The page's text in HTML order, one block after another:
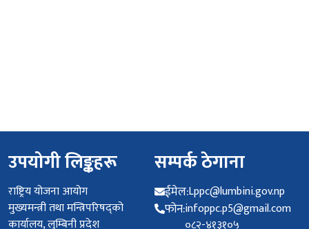
उपयोगी लिङ्कहरू
राष्ट्रिय योजना आयोग
मुख्यमन्त्री तथा मन्त्रिपरिषद्को
कार्यालय, लुम्बिनी प्रदेश
सम्पर्क ठेगाना
ईमेल:Lppc@lumbini.gov.np
फोन:infoppc.p5@gmail.com
०८२-४१३१०५